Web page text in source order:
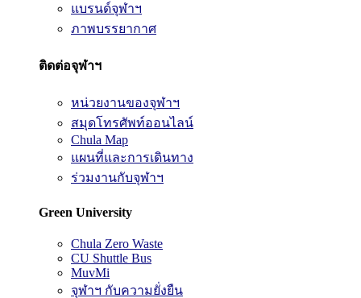
แบรนด์จุฬาฯ
ภาพบรรยากาศ
ติดต่อจุฬาฯ
หน่วยงานของจุฬาฯ
สมุดโทรศัพท์ออนไลน์
Chula Map
แผนที่และการเดินทาง
ร่วมงานกับจุฬาฯ
Green University
Chula Zero Waste
CU Shuttle Bus
MuvMi
จุฬาฯ กับความยั่งยืน